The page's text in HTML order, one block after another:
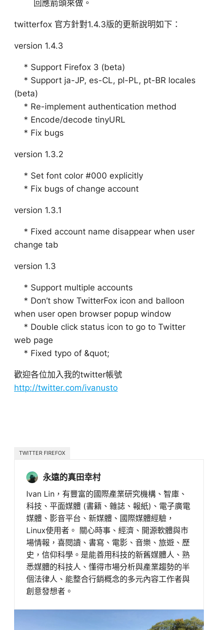
回應箭頭來做。
twitterfox 官方針對1.4.3版的更新說明如下：
version 1.4.3
* Support Firefox 3 (beta)
* Support ja-JP, es-CL, pl-PL, pt-BR locales
(beta)
* Re-implement authentication method
* Encode/decode tinyURL
* Fix bugs
version 1.3.2
* Set font color #000 explicitly
* Fix bugs of change account
version 1.3.1
* Fixed account name disappear when user
change tab
version 1.3
* Support multiple accounts
* Don’t show TwitterFox icon and balloon
when user open browser popup window
* Double click status icon to go to Twitter
web page
* Fixed typo of &quot;
歡迎各位加入我的twitter帳號
http://twitter.com/ivanusto
TWITTER FIREFOX
永遠的真田幸村
Ivan Lin，有豐富的國際產業研究機構、智庫、
科技、平面媒體 (書籍、雜誌、報紙)、電子廣電
媒體、影音平台、新媒體、國際媒體經驗，
Linux使用者。 關心時事、經濟、開源軟體與市
場情報，喜閱讀、書寫、電影、音樂、旅遊、歷
史，信仰科學。是能善用科技的新舊媒體人、熟
悉媒體的科技人、懂得市場分析與產業趨勢的半
個法律人、能整合行銷概念的多元內容工作者與
創意發想者。